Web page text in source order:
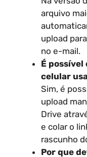
arquivo
upload
no e-mail.
É
celular
Sim, é
upload
Drive
e colar o
rascunho
Por que